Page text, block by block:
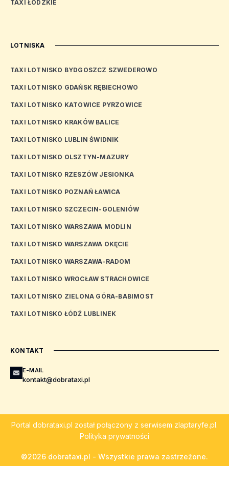
TAXI ŁÓDZKIE
LOTNISKA
TAXI LOTNISKO BYDGOSZCZ SZWEDEROWO
TAXI LOTNISKO GDAŃSK RĘBIECHOWO
TAXI LOTNISKO KATOWICE PYRZOWICE
TAXI LOTNISKO KRAKÓW BALICE
TAXI LOTNISKO LUBLIN ŚWIDNIK
TAXI LOTNISKO OLSZTYN-MAZURY
TAXI LOTNISKO RZESZÓW JESIONKA
TAXI LOTNISKO POZNAŃ ŁAWICA
TAXI LOTNISKO SZCZECIN-GOLENIÓW
TAXI LOTNISKO WARSZAWA MODLIN
TAXI LOTNISKO WARSZAWA OKĘCIE
TAXI LOTNISKO WARSZAWA-RADOM
TAXI LOTNISKO WROCŁAW STRACHOWICE
TAXI LOTNISKO ZIELONA GÓRA-BABIMOST
TAXI LOTNISKO ŁÓDŹ LUBLINEK
KONTAKT
E-MAIL
kontakt@dobrataxi.pl
Portal dobrataxi.pl został połączony z serwisem zlaptaryfe.pl.
Polityka prywatności
©2026 dobrataxi.pl - Wszystkie prawa zastrzeżone.